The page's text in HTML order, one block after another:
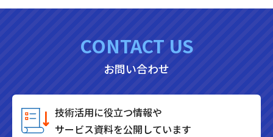
CONTACT US
お問い合わせ
技術活用に役立つ情報や
サービス資料を公開しています